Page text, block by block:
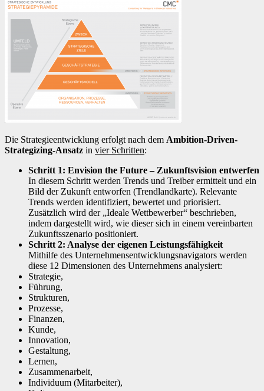
Die Strategieentwicklung erfolgt nach dem Ambition-Driven-
Strategizing-Ansatz in vier Schritten:
Schritt 1: Envision the Future – Zukunftsvision entwerfen
In diesem Schritt werden Trends und Treiber ermittelt und ein
Bild der Zukunft entworfen (Trendlandkarte). Relevante
Trends werden identifiziert, bewertet und priorisiert.
Zusätzlich wird der „Ideale Wettbewerber“ beschrieben,
indem dargestellt wird, wie dieser sich in einem vereinbarten
Zukunftsszenario positioniert.
Schritt 2: Analyse der eigenen Leistungsfähigkeit
Mithilfe des Unternehmensentwicklungsnavigators werden
diese 12 Dimensionen des Unternehmens analysiert:
Strategie,
Führung,
Strukturen,
Prozesse,
Finanzen,
Kunde,
Innovation,
Gestaltung,
Lernen,
Zusammenarbeit,
Individuum (Mitarbeiter),